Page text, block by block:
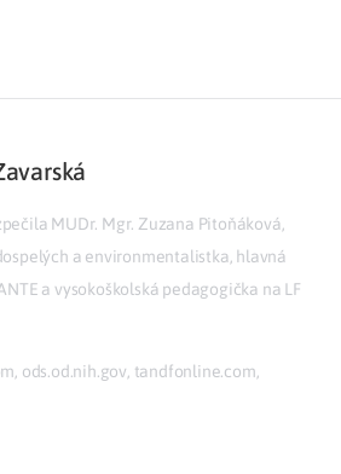
MUDr. Mgr. Zuzana Pitoňáková,
a environmentalistka, hlavná
a vysokoškolská pedagogička na LF
ods.od.nih.gov, tandfonline.com,